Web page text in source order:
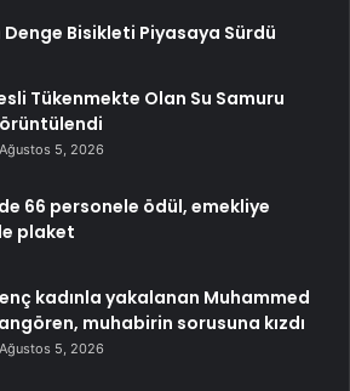
Bisikleti Piyasaya Sürdü
Tükenmekte Olan Su Samuru
Ağustos 5, 2026
66 personele ödül, emekliye
plaket
kadınla yakalanan Muhammed
muhabirin sorusuna kızdı
Ağustos 5, 2026